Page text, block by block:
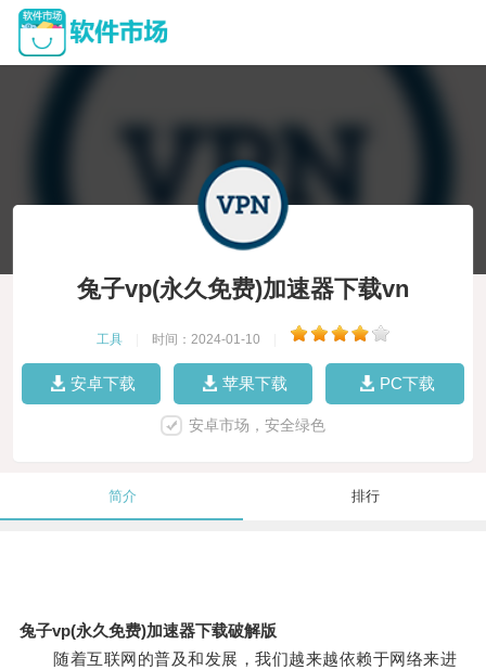
兔子vp(永久免费)加速器下载vn
工具 时间：2024-01-10
安卓下载 苹果下载 PC下载
安卓市场，安全绿色
简介 排行
兔子vp(永久免费)加速器下载破解版
随着互联网的普及和发展，我们越来越依赖于网络来进